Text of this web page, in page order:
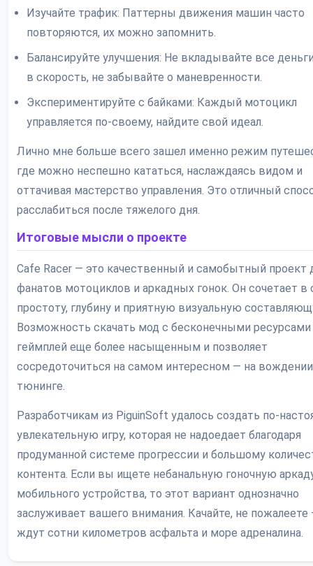
Изучайте трафик: Паттерны движения машин часто
повторяются, их можно запомнить.
Балансируйте улучшения: Не вкладывайте все
в скорость, не забывайте о маневренности.
Экспериментируйте с байками: Каждый мотоцикл
управляется по-своему, найдите свой идеал.
Лично мне больше всего зашел именно режим
где можно неспешно кататься, наслаждаясь видом и
оттачивая мастерство управления. Это отличный
расслабиться после тяжелого дня.
Итоговые мысли о проекте
Cafe Racer — это качественный и самобытный проект
фанатов мотоциклов и аркадных гонок. Он сочетает в
простоту, глубину и приятную визуальную
Возможность скачать мод с бесконечными ресурсами
геймплей еще более насыщенным и позволяет
сосредоточиться на самом интересном — на
тюнинге.
Разработчикам из PiguinSoft удалось создать по-
увлекательную игру, которая не надоедает благодаря
продуманной системе прогрессии и большому
контента. Если вы ищете небанальную гоночную
мобильного устройства, то этот вариант однозначно
заслуживает вашего внимания. Качайте, не пожалеете
ждут сотни километров асфальта и море адреналина.